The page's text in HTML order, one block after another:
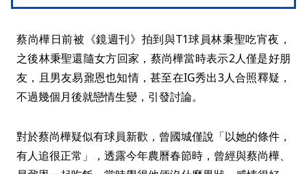
蔡尚樺日前被《鏡週刊》拍到與T1球員林秉聖吃宵夜，
之後林秉聖還隨女方回家，蔡尚樺當時表示2人僅是好朋
友，且男友易鼐恩也知情，甚至在IG秀出3人合照釋疑，
不過幾個月後就戀情生變，引發討論。
對於蔡尚樺疑似有球員新歡，曾國城僅說「以她的條件，
有人追很正常」，透露今年農曆春節時，曾經與蔡尚樺、